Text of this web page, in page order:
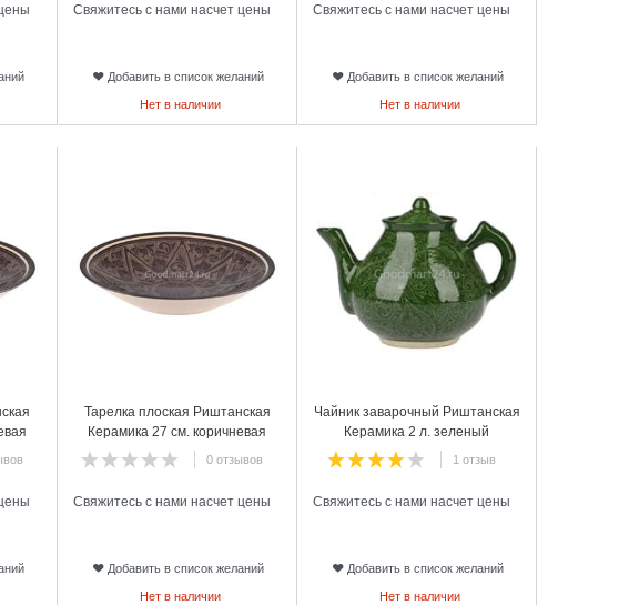
Свяжитесь с нами насчет цены
Добавить в список желаний
Нет в наличии
Свяжитесь с нами насчет цены
Добавить в список желаний
Нет в наличии
Тарелка плоская Риштанская
Керамика 27 см. коричневая
0 отзывов
Свяжитесь с нами насчет цены
Добавить в список желаний
Нет в наличии
Чайник заварочный Риштанская
Керамика 2 л. зеленый
1 отзыв
Свяжитесь с нами насчет цены
Добавить в список желаний
Нет в наличии